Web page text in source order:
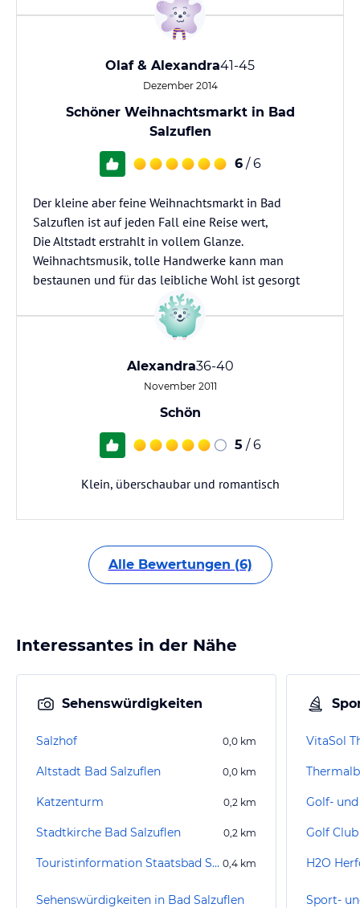
Olaf & Alexandra41-45
Dezember 2014
Schöner Weihnachtsmarkt in Bad
Salzuflen
6 / 6
Der kleine aber feine Weihnachtsmarkt in Bad
Salzuflen ist auf jeden Fall eine Reise wert,
Die Altstadt erstrahlt in vollem Glanze.
Weihnachtsmusik, tolle Handwerke kann man
bestaunen und für das leibliche Wohl ist gesorgt
Alexandra36-40
November 2011
Schön
5 / 6
Klein, überschaubar und romantisch
Alle Bewertungen (6)
Interessantes in der Nähe
Sehenswürdigkeiten
Salzhof 0,0 km
Altstadt Bad Salzuflen 0,0 km
Katzenturm 0,2 km
Stadtkirche Bad Salzuflen 0,2 km
Touristinformation Staatsbad Salzuflen 0,4 km
Sehenswürdigkeiten in Bad Salzuflen
VitaSol
Golf Club